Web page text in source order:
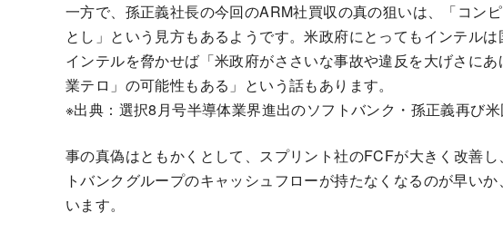
一方で、孫正義社長の今回のARM社買収の真の狙いは、「コン
とし」という見方もあるようです。米政府にとってもインテル
インテルを脅かせば「米政府がささいな事故や違反を大げさに
業テロ」の可能性もある」という話もあります。
※出典：選択8月号半導体業界進出のソフトバンク・孫正義再び
事の真偽はともかくとして、スプリント社のFCFが大きく改善
トバンクグループのキャッシュフローが持たなくなるのが早い
います。